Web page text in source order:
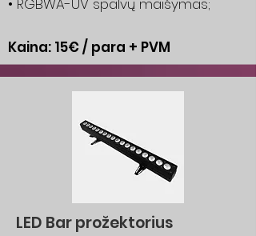
• RGBWA-UV spalvų maišymas;
Kaina: 15€ / para + PVM
LED Bar prožektorius